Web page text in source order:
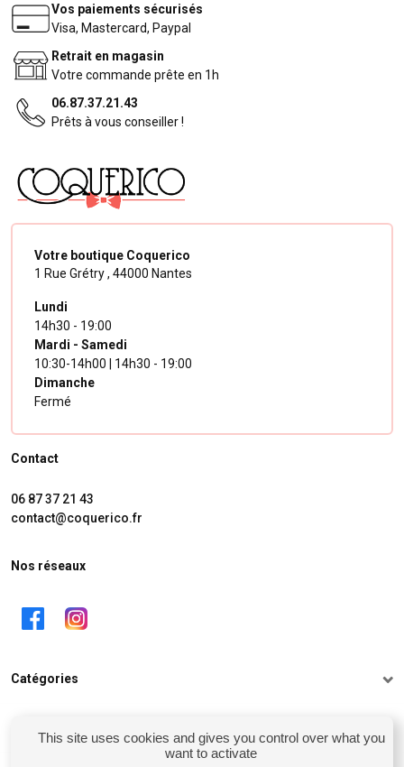
Vos paiements sécurisés
Visa, Mastercard, Paypal
Retrait en magasin
Votre commande prête en 1h
06.87.37.21.43
Prêts à vous conseiller !
Votre boutique Coquerico
1 Rue Grétry , 44000 Nantes
Lundi
14h30 - 19:00
Mardi - Samedi
10:30-14h00 | 14h30 - 19:00
Dimanche
Fermé
Contact
06 87 37 21 43
contact@coquerico.fr
Nos réseaux
Catégories
This site uses cookies and gives you control over what you
want to activate